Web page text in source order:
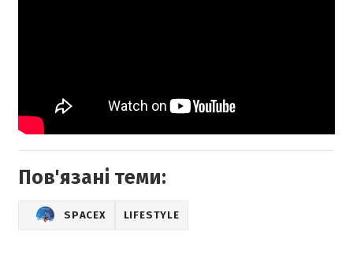
Пов'язані теми:
SPACEX LIFESTYLE